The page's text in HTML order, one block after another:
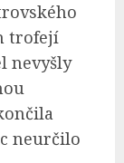
trofejí
nevyšly
neurčilo